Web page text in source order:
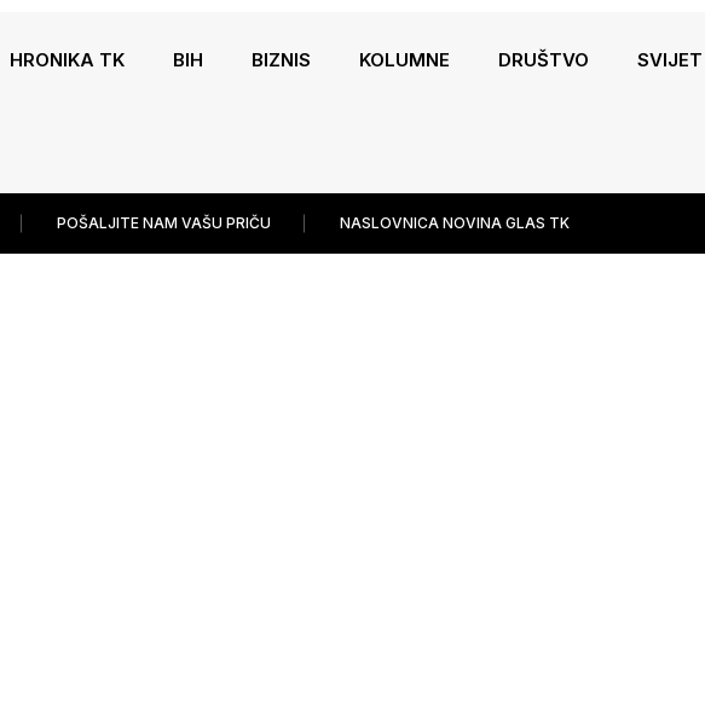
HRONIKA TK BIH BIZNIS KOLUMNE DRUŠTVO SVIJET
POŠALJITE NAM VAŠU PRIČU NASLOVNICA NOVINA GLAS TK